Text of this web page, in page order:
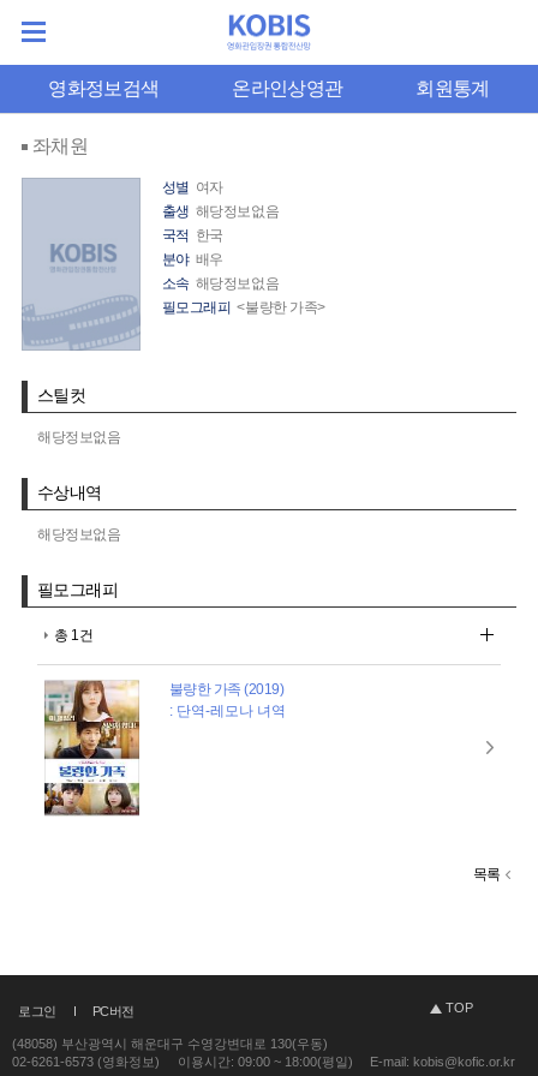
영화정보검색 온라인상영관 회원통계
좌채원
성별 여자
출생 해당정보없음
국적 한국
분야 배우
소속 해당정보없음
필모그래피 <불량한 가족>
스틸컷
해당정보없음
수상내역
해당정보없음
필모그래피
총 1건
불량한 가족 (2019)
: 단역-레모나 녀역
목록
로그인 PC버전 TOP
(48058) 부산광역시 해운대구 수영강변대로 130(우동)
02-6261-6573 (영화정보)
이용시간: 09:00 ~ 18:00(평일) E-mail: kobis@kofic.or.kr